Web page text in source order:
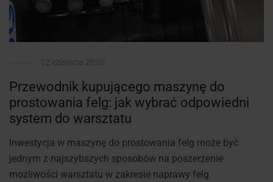
Przewodnik kupującego maszynę do
prostowania felg: jak wybrać odpowiedni
system do warsztatu
Inwestycja w maszynę do prostowania felg może być
jednym z najszybszych sposobów na poszerzenie
możliwości warsztatu w zakresie naprawy felg